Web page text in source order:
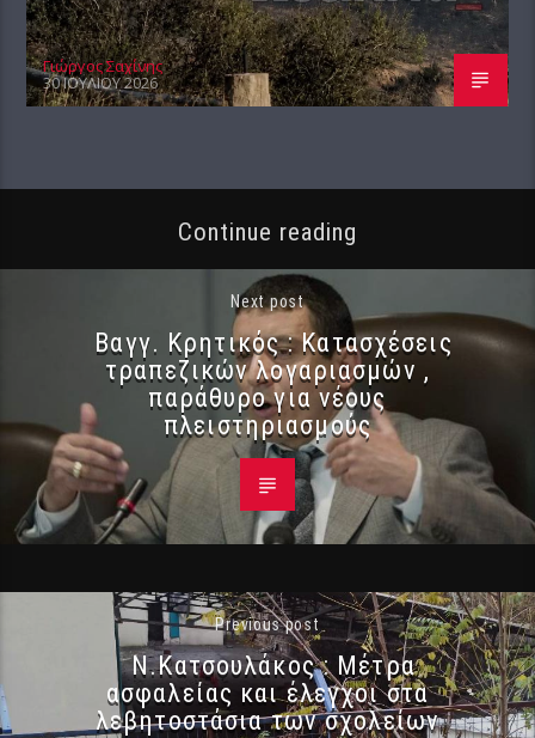
Γιώργος Σαχίνης
30 ΙΟΥΛΊΟΥ 2026
Continue reading
Next post
Βαγγ. Κρητικός : Κατασχέσεις
τραπεζικών λογαριασμών ,
παράθυρο για νέους
πλειστηριασμούς
Previous post
Ν.Κατσουλάκος : Μέτρα
ασφαλείας και έλεγχοι στα
λεβητοστάσια των σχολείων